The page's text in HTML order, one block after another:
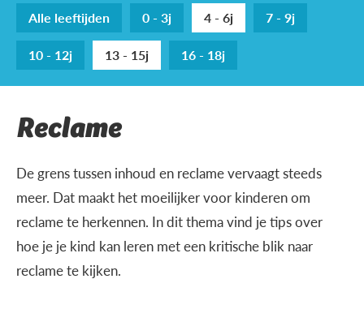
Alle leeftijden 0 - 3j 4 - 6j
7 - 9j
10 - 12j
13 - 15j 16 - 18j
Reclame
De grens tussen inhoud en reclame vervaagt steeds
meer. Dat maakt het moeilijker voor kinderen om
reclame te herkennen. In dit thema vind je tips over
hoe je je kind kan leren met een kritische blik naar
reclame te kijken.